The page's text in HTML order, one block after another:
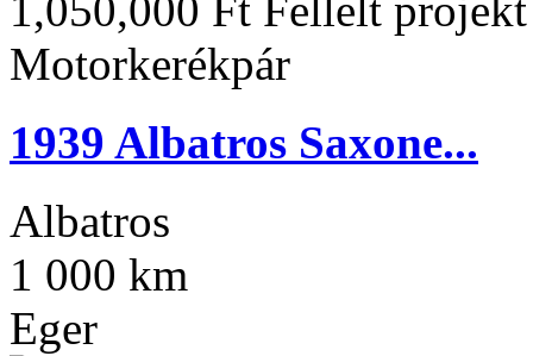
Motorkerékpár
1939 Albatros Saxone...
Albatros
1 000 km
Eger